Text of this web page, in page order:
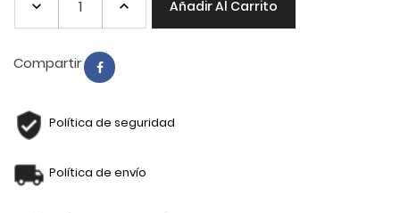
Añadir Al Carrito
Compartir
Política de seguridad
Política de envío